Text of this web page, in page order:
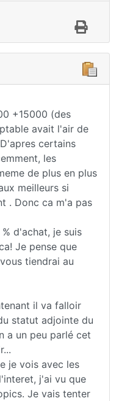
+15000 (des
avait l'air de
certains
les
de plus en plus
meilleurs si
. Donc ca m'a pas
d'achat, je suis
Je pense que
tiendrai au
il va falloir
statut adjointe du
a un peu parlé cet
je vois avec les
j'ai vu que
Je vais tenter